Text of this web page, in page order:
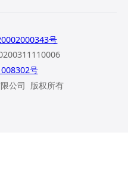
号
号
公司 版权所有